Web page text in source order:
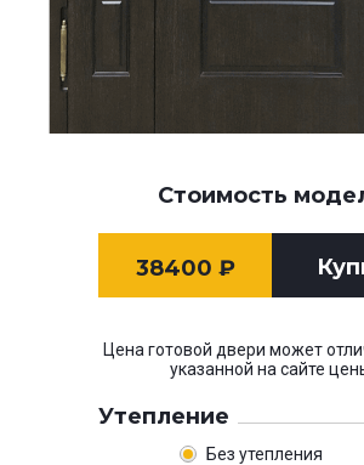
Стоимость
38400 ₽
Цена готовой двери может
указанной на сайте
Утепление
Без утепления